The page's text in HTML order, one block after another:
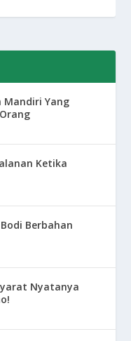
Mandiri Yang
Ketika
Berbahan
Nyatanya